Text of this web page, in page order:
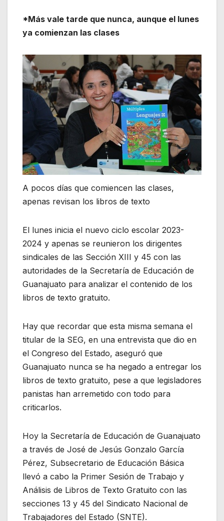
*Más vale tarde que nunca, aunque el lunes
ya comienzan las clases
A pocos días que comiencen las clases,
apenas revisan los libros de texto
El lunes inicia el nuevo ciclo escolar 2023-
2024 y apenas se reunieron los dirigentes
sindicales de las Sección XIII y 45 con las
autoridades de la Secretaría de Educación de
Guanajuato para analizar el contenido de los
libros de texto gratuito.
Hay que recordar que esta misma semana el
titular de la SEG, en una entrevista que dio en
el Congreso del Estado, aseguró que
Guanajuato nunca se ha negado a entregar los
libros de texto gratuito, pese a que legisladores
panistas han arremetido con todo para
criticarlos.
Hoy la Secretaría de Educación de Guanajuato
a través de José de Jesús Gonzalo García
Pérez, Subsecretario de Educación Básica
llevó a cabo la Primer Sesión de Trabajo y
Análisis de Libros de Texto Gratuito con las
secciones 13 y 45 del Sindicato Nacional de
Trabajadores del Estado (SNTE).